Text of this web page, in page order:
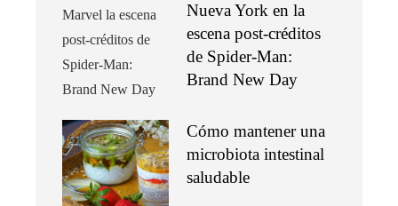
Nueva York en la
escena post-créditos
de Spider-Man:
Brand New Day
Cómo mantener una
microbiota intestinal
saludable